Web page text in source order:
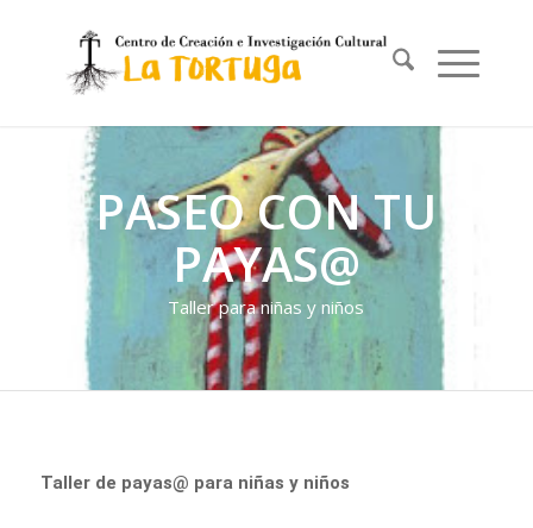
PASEO CON TU
PAYAS@
Taller para niñas y niños
Taller de payas@ para niñas y niños